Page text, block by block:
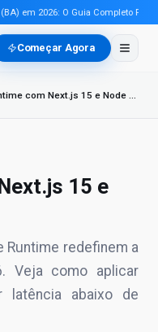
em 2026: O Guia Completo Para
Começar Agora
Edge Runtime com Next.js 15 e Node 22
15 e
Runtime redefinem a
Veja como aplicar
latência abaixo de